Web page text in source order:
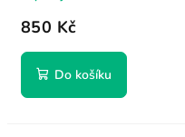
850 Kč
Do košíku